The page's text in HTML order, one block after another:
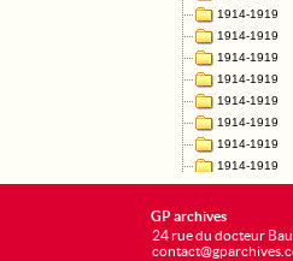
GP archives
24 rue du docteur